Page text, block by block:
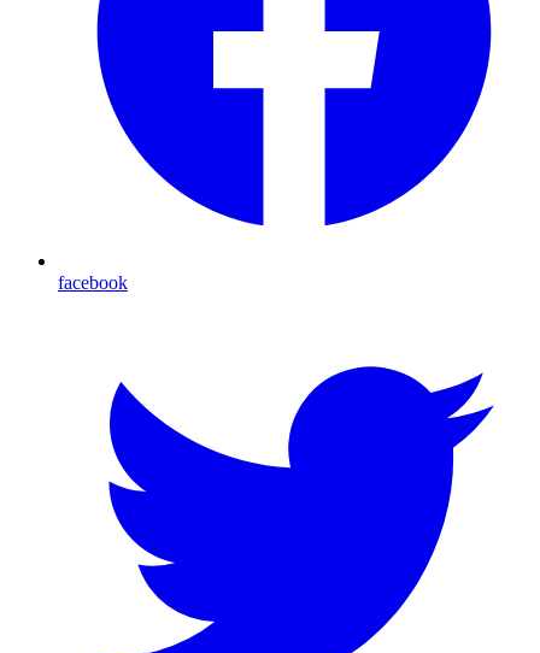
facebook